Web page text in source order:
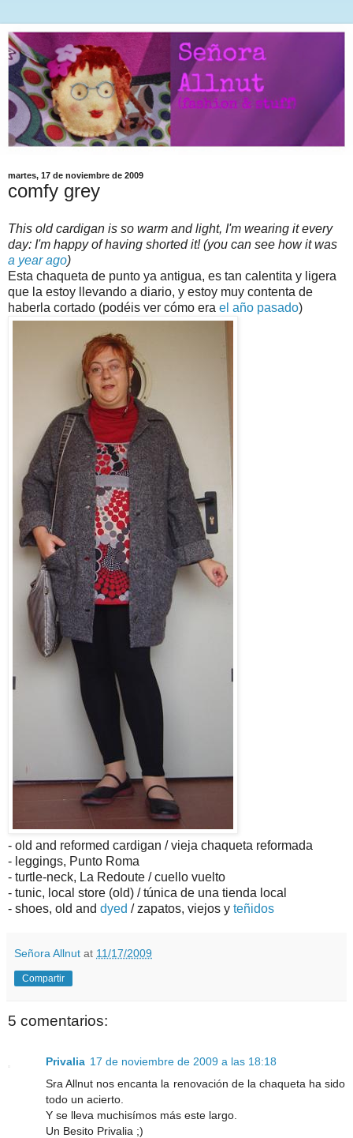
martes, 17 de noviembre de 2009
comfy grey
This old cardigan is so warm and light, I'm wearing it every
day: I'm happy of having shorted it! (you can see how it was
a year ago)
Esta chaqueta de punto ya antigua, es tan calentita y ligera
que la estoy llevando a diario, y estoy muy contenta de
haberla cortado (podéis ver cómo era el año pasado)
- old and reformed cardigan / vieja chaqueta reformada
- leggings, Punto Roma
- turtle-neck, La Redoute / cuello vuelto
- tunic, local store (old) / túnica de una tienda local
- shoes, old and dyed / zapatos, viejos y teñidos
Señora Allnut at 11/17/2009
Compartir
5 comentarios:
Privalia 17 de noviembre de 2009 a las 18:18
Sra Allnut nos encanta la renovación de la chaqueta ha sido
todo un acierto.
Y se lleva muchisímos más este largo.
Un Besito Privalia ;)